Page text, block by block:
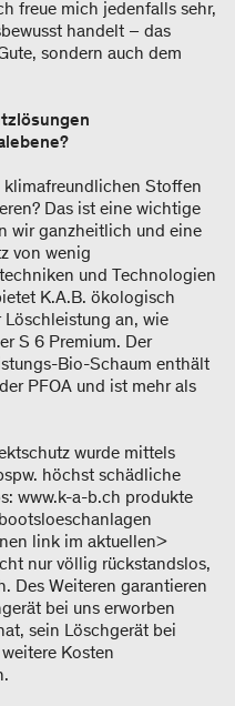
freue mich jedenfalls sehr,
handelt – das
sondern auch dem
klimafreundlichen Stoffen
Das ist eine wichtige
wir ganzheitlich und eine
von wenig
und Technologien
K.A.B. ökologisch
an, wie
S 6 Premium. Der
Bio-Schaum enthält
PFOA und ist mehr als
wurde mittels
höchst schädliche
www.k-a-b.ch produkte
link im aktuellen>
nur völlig rückstandslos,
Des Weiteren garantieren
bei uns erworben
sein Löschgerät bei
Kosten